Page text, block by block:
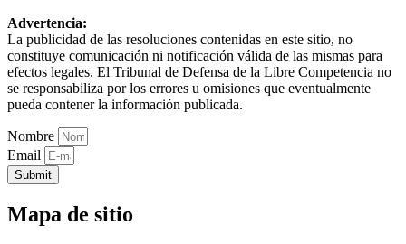
Advertencia:
La publicidad de las resoluciones contenidas en este sitio, no
constituye comunicación ni notificación válida de las mismas para
efectos legales. El Tribunal de Defensa de la Libre Competencia no
se responsabiliza por los errores u omisiones que eventualmente
pueda contener la información publicada.
Nombre
Email
Submit
Mapa de sitio